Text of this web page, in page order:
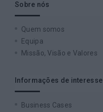
Sobre nós
Quem somos
Equipa
Missão, Visão e Valores
Informações de interesse
Business Cases